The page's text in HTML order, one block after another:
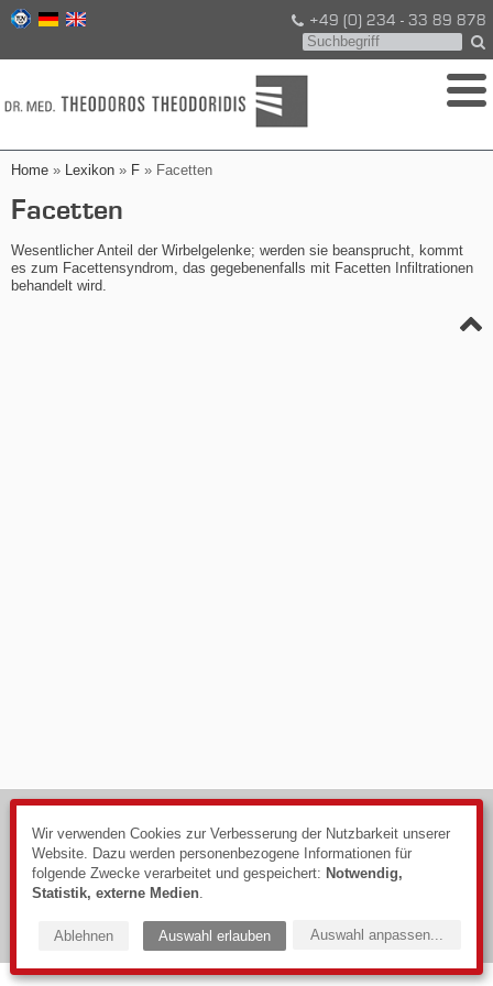
+49 (0) 234 - 33 89 878
Home » Lexikon » F » Facetten
Facetten
Wesentlicher Anteil der Wirbelgelenke; werden sie beansprucht, kommt
es zum Facettensyndrom, das gegebenenfalls mit Facetten Infiltrationen
behandelt wird.
© 2026
Impressum
Datenschutzerklärung
Webdesign: PIXELHAUS®
Wir verwenden Cookies zur Verbesserung der Nutzbarkeit unserer
Website. Dazu werden personenbezogene Informationen für
folgende Zwecke verarbeitet und gespeichert: Notwendig,
Statistik, externe Medien.
Ablehnen Auswahl erlauben Auswahl anpassen...